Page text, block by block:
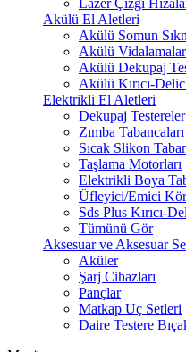
Lazer Çizgi
Akülü El Aletleri
Akülü Somun
Akülü
Akülü Dekupaj
Akülü Kırıcı-
Elektrikli El Aletleri
Dekupaj Testereler
Zımba Tabancaları
Sıcak Slikon
Taşlama Motorları
Elektrikli Boya
Üfleyici/Emici
Sds Plus Kırıcı-
Tümünü Gör
Aksesuar ve Aksesuar
Aküler
Şarj Cihazları
Pançlar
Matkap Uç Setleri
Daire Testere